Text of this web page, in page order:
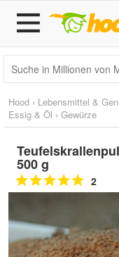
Hood › Lebensmittel &
Essig & Öl › Gewürze
500 g
2